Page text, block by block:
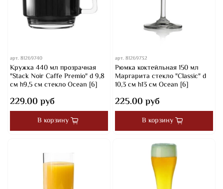
арт.81269740
Кружка 440 мл прозрачная
"Stack Noir Caffe Premio" d 9,8
см h9,5 см стекло Ocean [6]
229.00 руб
В корзину
арт.81269732
Рюмка коктейльная 150 мл
Маргарита стекло "Classic" d
10,3 см h13 см Ocean [6]
225.00 руб
В корзину